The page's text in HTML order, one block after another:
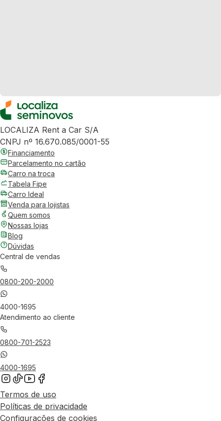
LOCALIZA Rent a Car S/A
CNPJ nº 16.670.085/0001-55
Financiamento
Parcelamento no cartão
Carro na troca
Tabela Fipe
Carro Ideal
Venda para lojistas
Quem somos
Nossas lojas
Blog
Dúvidas
Central de vendas
0800-200-2000
4000-1695
Atendimento ao cliente
0800-701-2523
4000-1695
Termos de uso
Políticas de privacidade
Configurações de cookies